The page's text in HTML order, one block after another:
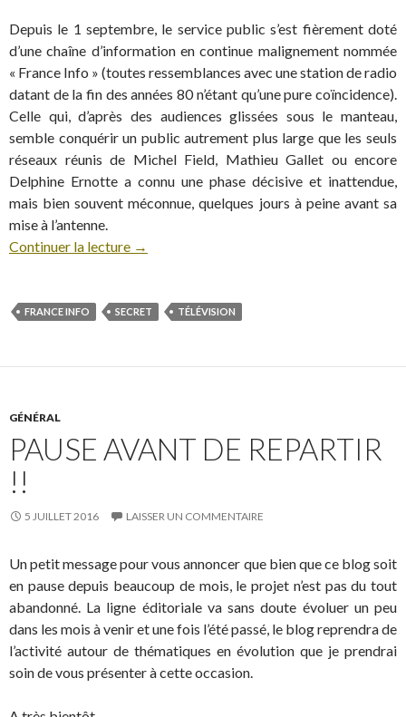
Depuis le 1 septembre, le service public s’est fièrement doté
d’une chaîne d’information en continue malignement nommée
« France Info » (toutes ressemblances avec une station de radio
datant de la fin des années 80 n’étant qu’une pure coïncidence).
Celle qui, d’après des audiences glissées sous le manteau,
semble conquérir un public autrement plus large que les seuls
réseaux réunis de Michel Field, Mathieu Gallet ou encore
Delphine Ernotte a connu une phase décisive et inattendue,
mais bien souvent méconnue, quelques jours à peine avant sa
mise à l’antenne.
Continuer la lecture →
FRANCE INFO SECRET TÉLÉVISION
GÉNÉRAL
PAUSE AVANT DE REPARTIR
!!
5 JUILLET 2016 LAISSER UN COMMENTAIRE
Un petit message pour vous annoncer que bien que ce blog soit
en pause depuis beaucoup de mois, le projet n’est pas du tout
abandonné. La ligne éditoriale va sans doute évoluer un peu
dans les mois à venir et une fois l’été passé, le blog reprendra de
l’activité autour de thématiques en évolution que je prendrai
soin de vous présenter à cette occasion.